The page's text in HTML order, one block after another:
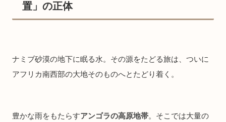
置」の正体
ナミブ砂漠の地下に眠る水。その源をたどる旅は、ついに
アフリカ南西部の大地そのものへとたどり着く。
豊かな雨をもたらすアンゴラの高原地帯。そこでは大量の